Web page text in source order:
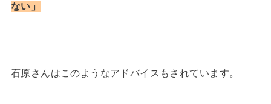
ない」
石原さんはこのようなアドバイスもされています。